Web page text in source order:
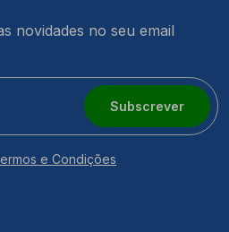
novidades no seu email
Subscrever
e Condições